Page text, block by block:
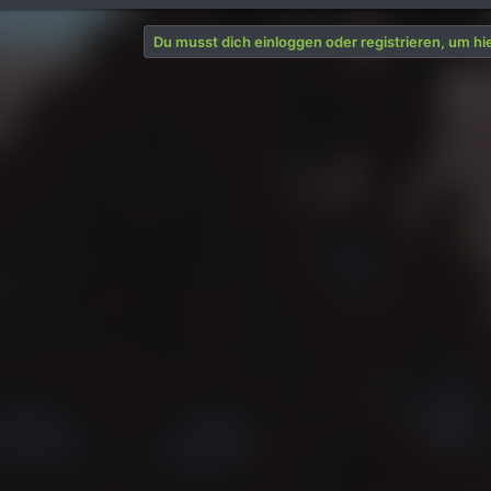
Du musst dich einloggen oder registrieren, um